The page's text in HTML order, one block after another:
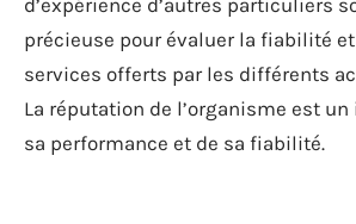
précieuse pour évaluer la fiabilité
services offerts par les différents
La réputation de l’organisme est
sa performance et de sa fiabilité.